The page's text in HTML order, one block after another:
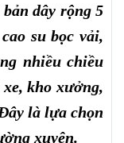
dây rộng 5
su bọc vải,
nhiều chiều
kho xưởng,
là lựa chọn
xuyên.